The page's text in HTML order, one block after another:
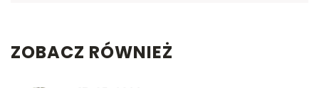
ZOBACZ RÓWNIEŻ